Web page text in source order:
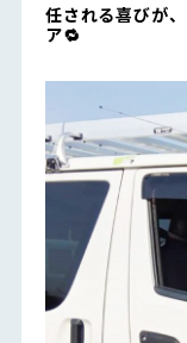
任される喜びが
ア🔁